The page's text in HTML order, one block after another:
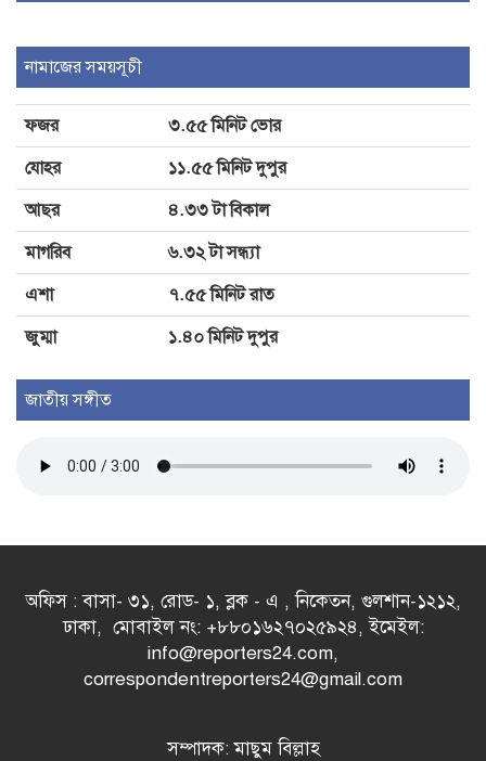
আদালতে মামলা পরিচালনার সময় মৃত্যু
আমিনের
জিলাপিতে ক্ষতিকর রাসায়নিক,
মেয়াদোত্তীর্ণ পণ্য: চাঁদপুরে ৩ প্রতিষ্ঠানকে
জরিমানা
নামাজের সময়সূচী
ফজর
৩.৫৫ মিনিট ভোর
যোহর
১১.৫৫ মিনিট দুপুর
আছর
৪.৩৩ টা বিকাল
মাগরিব
৬.৩২ টা সন্ধ্যা
এশা
৭.৫৫ মিনিট রাত
জুম্মা
১.৪০ মিনিট দুপুর
জাতীয় সঙ্গীত
অফিস : বাসা- ৩১, রোড- ১, ব্লক - এ , নিকেতন, গুলশান-১২১২,
ঢাকা, মোবাইল নং: +৮৮০১৬২৭০২৫৯২৪, ইমেইল:
info@reporters24.com,
correspondentreporters24@gmail.com
সম্পাদক: মাছুম বিল্লাহ